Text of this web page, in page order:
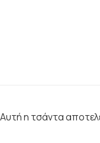
Αυτή η τσάντα